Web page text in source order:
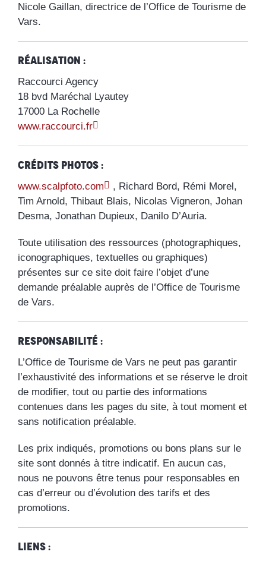
Nicole Gaillan, directrice de l’Office de Tourisme de
Vars.
Réalisation :
Raccourci Agency
18 bvd Maréchal Lyautey
17000 La Rochelle
www.raccourci.fr
Crédits photos :
www.scalpfoto.com
, Richard Bord, Rémi Morel,
Tim Arnold, Thibaut Blais, Nicolas Vigneron, Johan
Desma, Jonathan Dupieux, Danilo D’Auria.
Toute utilisation des ressources (photographiques,
iconographiques, textuelles ou graphiques)
présentes sur ce site doit faire l’objet d’une
demande préalable auprès de l’Office de Tourisme
de Vars.
Responsabilité :
L’Office de Tourisme de Vars ne peut pas garantir
l’exhaustivité des informations et se réserve le droit
de modifier, tout ou partie des informations
contenues dans les pages du site, à tout moment et
sans notification préalable.
Les prix indiqués, promotions ou bons plans sur le
site sont donnés à titre indicatif. En aucun cas,
nous ne pouvons être tenus pour responsables en
cas d’erreur ou d’évolution des tarifs et des
promotions.
Liens :